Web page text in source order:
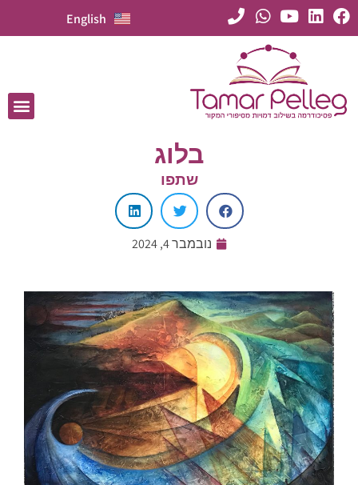
English
בלוג
שתפו
נובמבר 4, 2024